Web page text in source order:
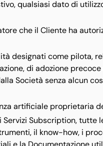
qualsiasi dato di
che il Cliente ha
designati come pilota,
di adozione precoce
Società senza alcun
artificiale proprietaria
Subscription, tutte
il know-how, i